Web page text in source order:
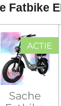
Fatbike
ACTIE
Sache